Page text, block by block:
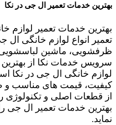
بهترین خدمات تعمیر ال جی در نکا
بهترین خدمات تعمیر لوازم
تعمیر انواع لوازم خانگی ال
ظرفشویی، ماشین
سرویس خدمات نکا از بهترین
لوازم خانگی ال جی در نکا
کیفیت، قیمت های مناسب و
از قطعات اصلی و تکنولوژی
بهترین خدمات تعمیر ال جی
نماید.